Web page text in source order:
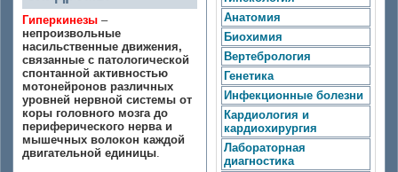
Гиперкинезы –
непроизвольные
насильственные движения,
связанные с патологической
спонтанной активностью
мотонейронов различных
уровней нервной системы от
коры головного мозга до
периферического нерва и
мышечных волокон каждой
двигательной единицы.
Анатомия
Биохимия
Вертебрология
Генетика
Инфекционные болезни
Кардиология и
кардиохирургия
Лабораторная
диагностика